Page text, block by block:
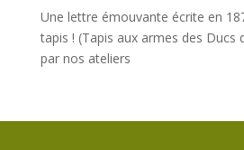
Une lettre émouvante écrite en
tapis ! (Tapis aux armes des Ducs
par nos ateliers